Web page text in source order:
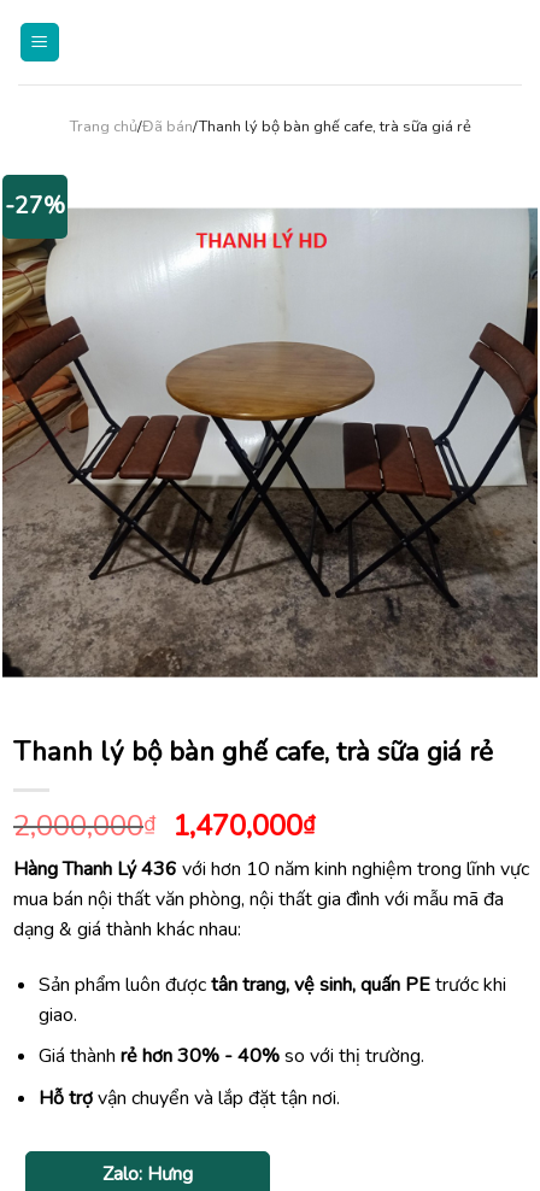
Trang chủ/Đã bán/Thanh lý bộ bàn ghế cafe, trà sữa giá rẻ
-27%
Thanh lý bộ bàn ghế cafe, trà sữa giá rẻ
2,000,000₫ Giá
gốc
là:
2,000,000₫.
1,470,000₫Giá
hiện
tại
là:
Hàng Thanh Lý 436 với hơn 10 năm kinh nghiệm trong lĩnh vực
mua bán nội thất văn phòng, nội thất gia đình với mẫu mã đa
dạng & giá thành khác nhau:
Sản phẩm luôn đượctân trang, vệ sinh, quấn PEtrước khi
giao.
Giá thành rẻ hơn 30% - 40%so với thị trường.
Hỗ trợvận chuyển và lắp đặt tận nơi.
Zalo: Hưng